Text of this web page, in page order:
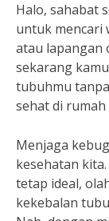
Halo, sahabat
untuk mencari
atau lapangan
sekarang
tubuhmu
sehat di
Menjaga
kesehatan
tetap ideal,
kekebalan